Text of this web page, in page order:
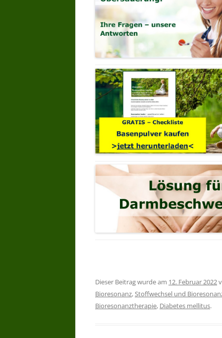
Dieser Beitrag wurde am 12. Februar 2022
Bioresonanz,Stoffwechsel und
Bioresonanztherapie, Diabetes mellitus.